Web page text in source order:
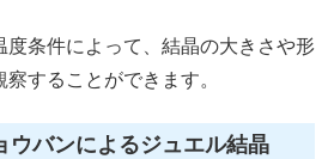
度条件によって、結晶の大きさや形
することができます。
ウバンによるジュエル結晶